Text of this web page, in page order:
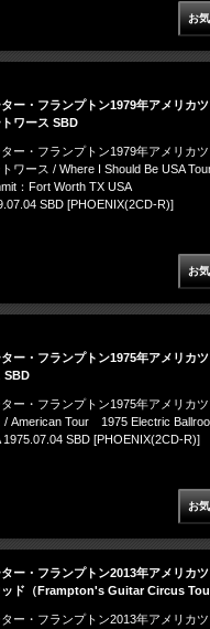
ター・フランプトン1979年アメリカ
ワース SBD
ター・フランプトン1979年アメリカ
トワース / Where I Should Be USA
：Fort Worth TX USA
SBD [PHOENIX(2CD-R)]
ター・フランプトン1975年アメリカ
SBD
ター・フランプトン1975年アメリカ
/ American Tour 1975 Electric
1975.07.04 SBD [PHOENIX(2CD-R)]
ター・フランプトン2013年アメリカ
ッド（Frampton's Guitar Circus
ター・フランプトン2013年アメリカ